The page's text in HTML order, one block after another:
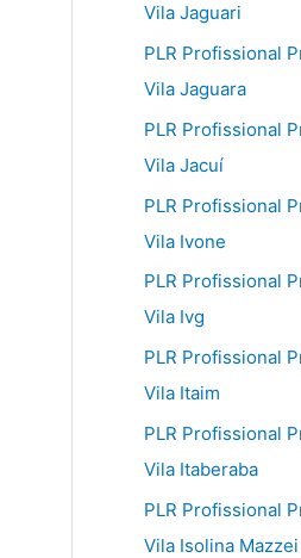
Vila Jaguari
PLR Profissional
Vila Jaguara
PLR Profissional
Vila Jacuí
PLR Profissional
Vila Ivone
PLR Profissional
Vila Ivg
PLR Profissional
Vila Itaim
PLR Profissional
Vila Itaberaba
PLR Profissional
Vila Isolina Mazzei